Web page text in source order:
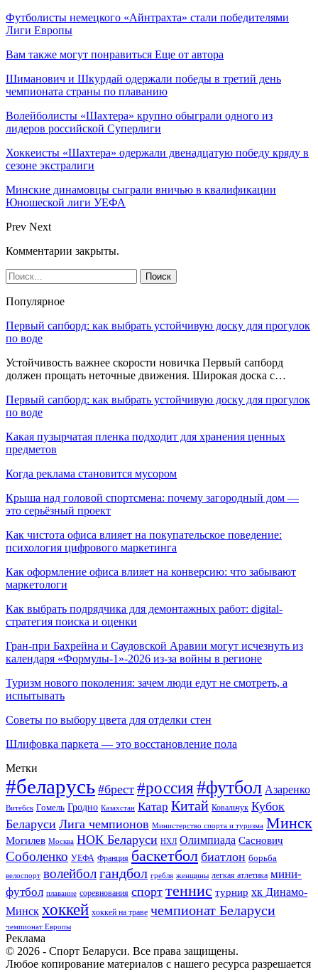
Футболисты немецкого «Айнтрахта» стали победителями
Лиги Европы
Вам также могут понравиться Еще от автора
Шиманович и Шкурдай одержали победы в третий день
чемпионата страны по плаванию
Волейболисты «Шахтера» крупно обыграли одного из
лидеров российской Суперлиги
Хоккеисты «Шахтера» одержали двенадцатую победу кряду в
сезоне экстралиги
Минские динамовцы сыграли вничью в квалификации
Юношеской лиги УЕФА
Prev Next
Комментарии закрыты.
Популярное
Первый сапборд: как выбрать устойчивую доску для прогулок
по воде
Устойчивость важнее скорости новичка Первый сапборд
должен прощать неточные движения. Широкая доска с…
Первый сапборд: как выбрать устойчивую доску для прогулок
по воде
Какая пузырчатая пленка подходит для хранения ценных
предметов
Когда реклама становится мусором
Крыша над головой спортсмена: почему загородный дом —
это серьёзный проект
Как чистота офиса влияет на покупательское поведение:
психология цифрового маркетинга
Как оформление офиса влияет на конверсию: что забывают
маркетологи
Как выбрать подрядчика для демонтажных работ: digital-
стратегия поиска и оценки
Гран-при Бахрейна и Саудовской Аравии могут исчезнуть из
календаря «Формулы-1»-2026 из-за войны в регионе
Туризм нового поколения: зачем люди едут не смотреть, а
испытывать
Советы по выбору цвета для отделки стен
Шлифовка паркета — это восстановление пола
Метки
#беларусь #брест #россия#футбол Азаренко
Витебск Гомель Гродно Казахстан Катар Китай Ковальчук Кубок
Беларуси Лига чемпионов Министерство спорта и туризма Минск
Могилев Москва НОК Беларуси НХЛ Олимпиада Саснович
Соболенко УЕФА Франция баскетбол биатлон борьба
велоспорт волейболгандбол гребля женщины легкая атлетика мини-
футбол плавание соревнования спорт теннис турнир хк Динамо-
Минск хоккей хоккей на траве чемпионат Беларуси
чемпионат Европы
Реклама
© 2026 - Спорт Беларуси. Все права защищены.
Любое копирование материалов с нашего ресурса разрешается